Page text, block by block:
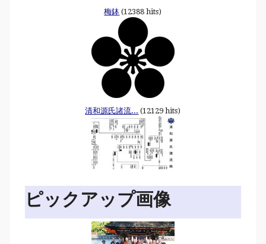
梅鉢 (12388 hits)
清和源氏諸流... (12129 hits)
ピックアップ画像